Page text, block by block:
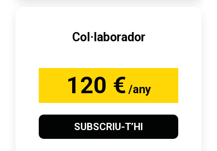
Col·laborador
120 € /any
SUBSCRIU-T’HI